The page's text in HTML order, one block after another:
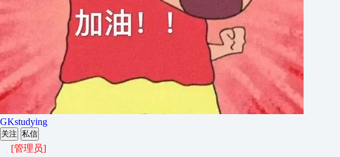
GKstudying
关注 私信
[管理员]